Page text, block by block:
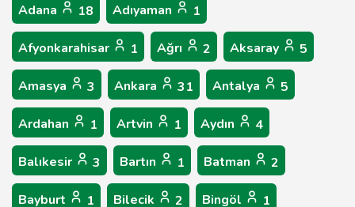
Adana 18 Adıyaman 1
Afyonkarahisar 1 Ağrı 2 Aksaray 5
Amasya 3 Ankara 31 Antalya 5
Ardahan 1 Artvin 1 Aydın 4
Balıkesir 3 Bartın 1 Batman 2
Bayburt 1 Bilecik 2 Bingöl 1